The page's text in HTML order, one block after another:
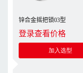
锌合金摇把锁03型
登录查看价格
加入选型